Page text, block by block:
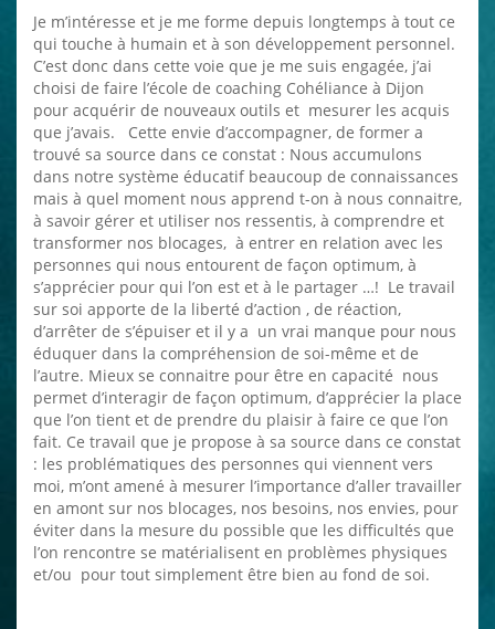
Je m’intéresse et je me forme depuis longtemps à tout ce
qui touche à humain et à son développement personnel.
C’est donc dans cette voie que je me suis engagée, j’ai
choisi de faire l’école de coaching Cohéliance à Dijon
pour acquérir de nouveaux outils et mesurer les acquis
que j’avais. Cette envie d’accompagner, de former a
trouvé sa source dans ce constat : Nous accumulons
dans notre système éducatif beaucoup de connaissances
mais à quel moment nous apprend t-on à nous connaitre,
à savoir gérer et utiliser nos ressentis, à comprendre et
transformer nos blocages, à entrer en relation avec les
personnes qui nous entourent de façon optimum, à
s’apprécier pour qui l’on est et à le partager …! Le travail
sur soi apporte de la liberté d’action , de réaction,
d’arrêter de s’épuiser et il y a un vrai manque pour nous
éduquer dans la compréhension de soi-même et de
l’autre. Mieux se connaitre pour être en capacité nous
permet d’interagir de façon optimum, d’apprécier la place
que l’on tient et de prendre du plaisir à faire ce que l’on
fait. Ce travail que je propose à sa source dans ce constat
: les problématiques des personnes qui viennent vers
moi, m’ont amené à mesurer l’importance d’aller travailler
en amont sur nos blocages, nos besoins, nos envies, pour
éviter dans la mesure du possible que les difficultés que
l’on rencontre se matérialisent en problèmes physiques
et/ou pour tout simplement être bien au fond de soi.